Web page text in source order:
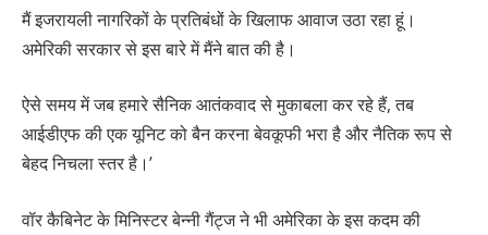
मैं इजरायली नागरिकों के प्रतिबंधों के खिलाफ आवाज उठा रहा हूं।
अमेरिकी सरकार से इस बारे में मैंने बात की है।
ऐसे समय में जब हमारे सैनिक आतंकवाद से मुकाबला कर रहे हैं, तब
आईडीएफ की एक यूनिट को बैन करना बेवकूफी भरा है और नैतिक रूप से
बेहद निचला स्तर है।’
वॉर कैबिनेट के मिनिस्टर बेन्नी गैंट्ज ने भी अमेरिका के इस कदम की